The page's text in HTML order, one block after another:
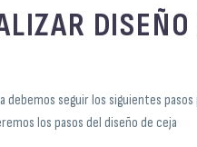
DISEÑO
debemos seguir los siguientes
los pasos del diseño de ceja